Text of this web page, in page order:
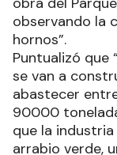
observando la
hornos”.
Puntualizó que
se van a
abastecer
90000
que la
arrabio verde,